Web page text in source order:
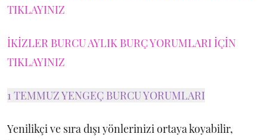
TIKLAYINIZ
İKİZLER BURCU AYLIK BURÇ YORUMLARI İÇİN
TIKLAYINIZ
1 TEMMUZ YENGEÇ BURCU YORUMLARI
Yenilikçi ve sıra dışı yönlerinizi ortaya koyabilir,